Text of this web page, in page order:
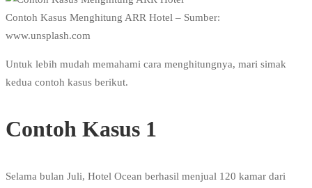
Contoh Kasus Menghitung ARR Hotel – Sumber:
www.unsplash.com
Untuk lebih mudah memahami cara menghitungnya, mari simak
kedua contoh kasus berikut.
Contoh Kasus 1
Selama bulan Juli, Hotel Ocean berhasil menjual 120 kamar dari